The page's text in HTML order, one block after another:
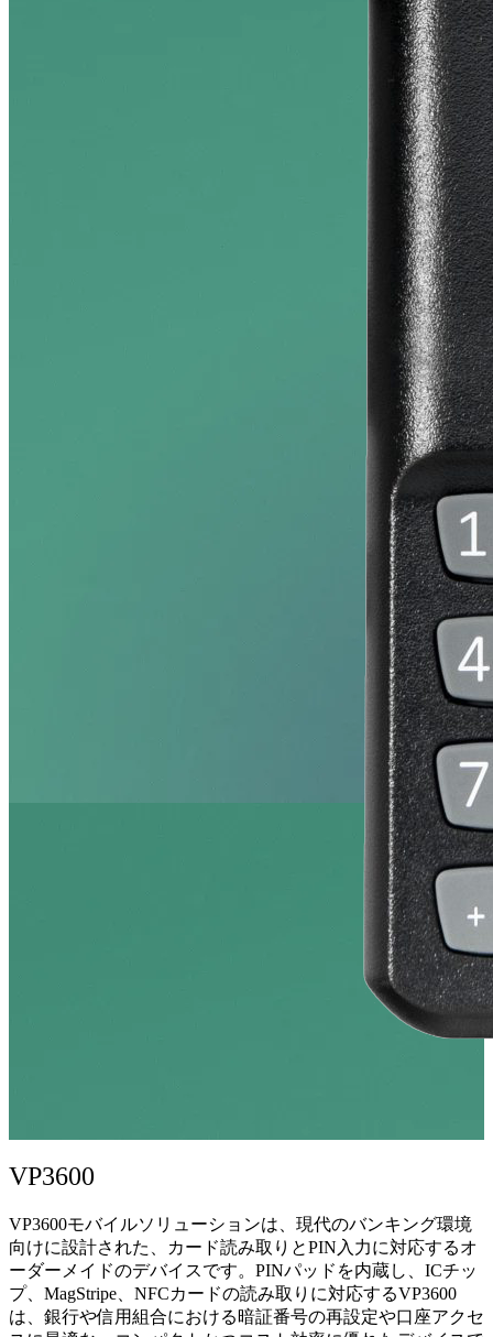
VP3600
VP3600モバイルソリューションは、現代のバンキング環境
向けに設計された、カード読み取りとPIN入力に対応するオ
ーダーメイドのデバイスです。PINパッドを内蔵し、ICチッ
プ、MagStripe、NFCカードの読み取りに対応するVP3600
は、銀行や信用組合における暗証番号の再設定や口座アクセ